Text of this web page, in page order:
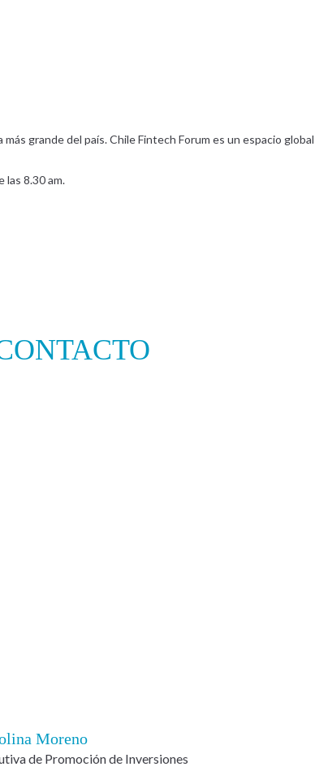
grande del país. Chile Fintech Forum es un espacio
las 8.30 am.
Moreno
de Promoción de Inversiones